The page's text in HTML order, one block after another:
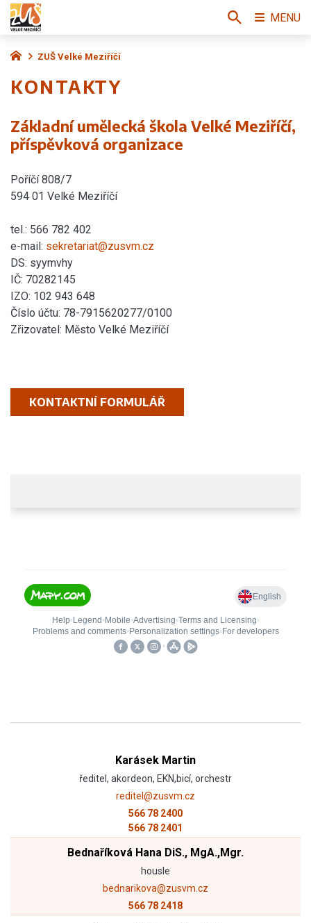
ZUŠ Velké Meziříčí
KONTAKTY
Základní umělecká škola Velké Meziříčí,
příspěvková organizace
Poříčí 808/7
594 01 Velké Meziříčí
tel.: 566 782 402
e-mail: sekretariat@zusvm.cz
DS: syymvhy
IČ: 70282145
IZO: 102 943 648
Číslo účtu: 78-7915620277/0100
Zřizovatel: Město Velké Meziříčí
KONTAKTNÍ FORMULÁŘ
Karásek Martin
ředitel, akordeon, EKN,bicí, orchestr
reditel@zusvm.cz
566 78 2400
566 78 2401
Bednaříková Hana DiS., MgA.,Mgr.
housle
bednarikova@zusvm.cz
566 78 2418
MENU